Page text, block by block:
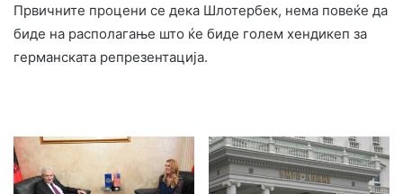
Првичните процени се дека Шлотербек, нема повеќе да
биде на располагање што ќе биде голем хендикеп за
германската репрезентација.